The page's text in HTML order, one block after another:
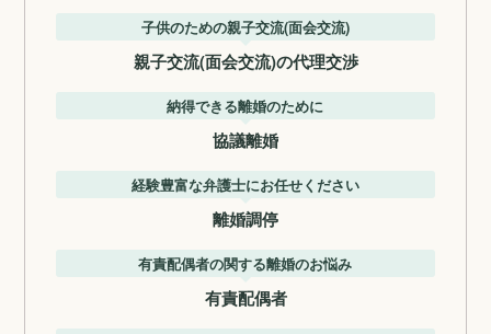
子供のための親子交流(面会交流)
親子交流(面会交流)の代理交渉
納得できる離婚のために
協議離婚
経験豊富な弁護士にお任せください
離婚調停
有責配偶者の関する離婚のお悩み
有責配偶者